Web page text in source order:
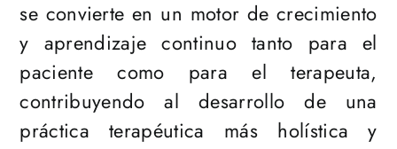
se convierte en un motor de crecimiento
y aprendizaje continuo tanto para el
paciente como para el terapeuta,
contribuyendo al desarrollo de una
práctica terapéutica más holística y